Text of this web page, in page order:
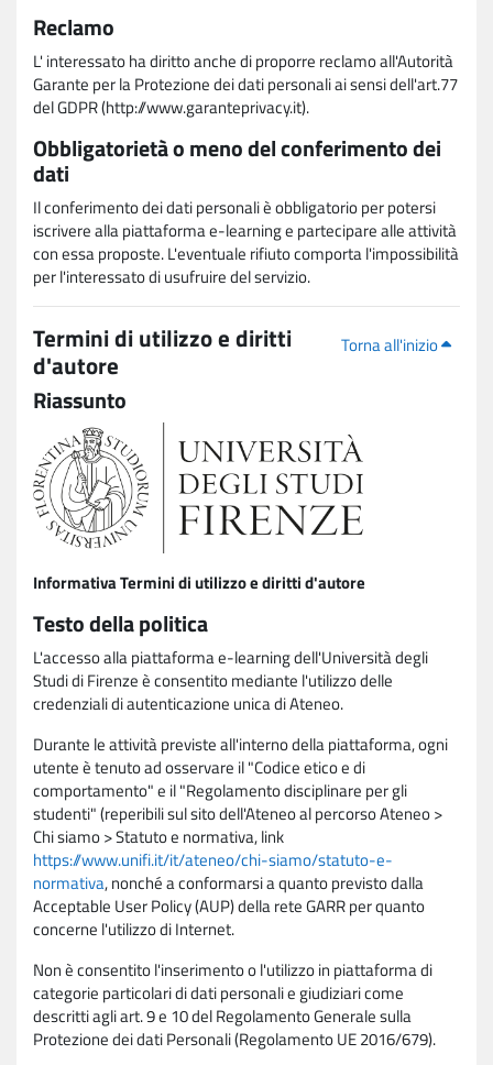
Reclamo
L' interessato ha diritto anche di proporre reclamo all'Autorità
Garante per la Protezione dei dati personali ai sensi dell'art.77
del GDPR (http://www.garanteprivacy.it).
Obbligatorietà o meno del conferimento dei
dati
Il conferimento dei dati personali è obbligatorio per potersi
iscrivere alla piattaforma e-learning e partecipare alle attività
con essa proposte. L'eventuale rifiuto comporta l'impossibilità
per l'interessato di usufruire del servizio.
Torna all'inizio
Termini di utilizzo e diritti
d'autore
Riassunto
Informativa Termini di utilizzo e diritti d'autore
Testo della politica
L'accesso alla piattaforma e-learning dell'Università degli
Studi di Firenze è consentito mediante l'utilizzo delle
credenziali di autenticazione unica di Ateneo.
Durante le attività previste all'interno della piattaforma, ogni
utente è tenuto ad osservare il "Codice etico e di
comportamento" e il "Regolamento disciplinare per gli
studenti" (reperibili sul sito dell'Ateneo al percorso Ateneo >
Chi siamo > Statuto e normativa, link
https://www.unifi.it/it/ateneo/chi-siamo/statuto-e-
normativa, nonché a conformarsi a quanto previsto dalla
Acceptable User Policy (AUP) della rete GARR per quanto
concerne l'utilizzo di Internet.
Non è consentito l'inserimento o l'utilizzo in piattaforma di
categorie particolari di dati personali e giudiziari come
descritti agli art. 9 e 10 del Regolamento Generale sulla
Protezione dei dati Personali (Regolamento UE 2016/679).